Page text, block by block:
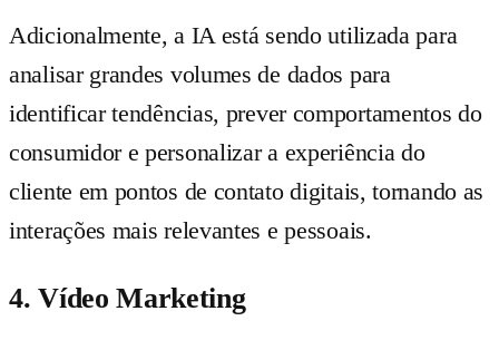
Adicionalmente, a IA está sendo utilizada para
analisar grandes volumes de dados para
identificar tendências, prever comportamentos do
consumidor e personalizar a experiência do
cliente em pontos de contato digitais, tornando as
interações mais relevantes e pessoais.
4. Vídeo Marketing